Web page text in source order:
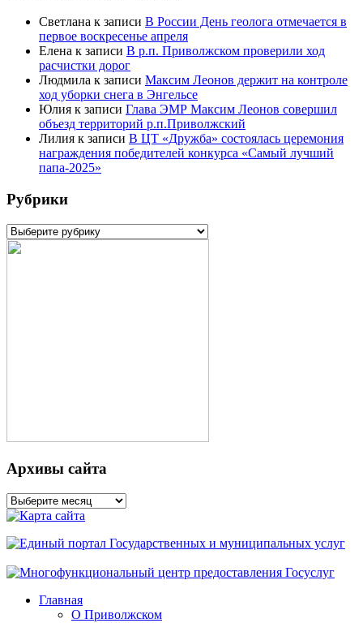
Светлана к записи В России День геолога отмечается в
первое воскресенье апреля
Елена к записи В р.п. Приволжском проверили ход
расчистки дорог
Людмила к записи Максим Леонов держит на контроле
ход уборки снега в Энгельсе
Юлия к записи Глава ЭМР Максим Леонов совершил
объезд территорий р.п.Приволжский
Лилия к записи В ЦТ «Дружба» состоялась церемония
награждения победителей конкурса «Самый лучший
папа-2025»
Рубрики
Рубрики
Архивы сайта
Архивы
сайта
Главная
О Приволжском